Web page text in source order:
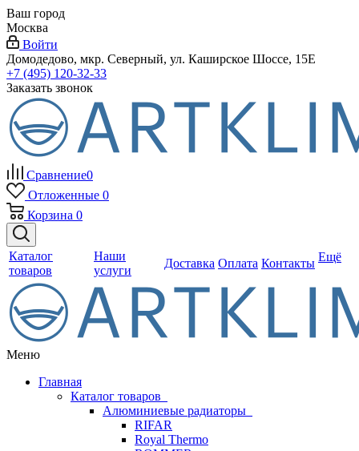
Ваш город
Москва
Войти
Домодедово, мкр. Северный, ул. Каширское Шоссе, 15Е
+7 (495) 120-32-33
Заказать звонок
Сравнение0
Отложенные 0
Корзина 0
Каталог
товаров
Наши
услуги
Доставка Оплата Контакты Ещё
Меню
Главная
Каталог товаров
Алюминиевые радиаторы
RIFAR
Royal Thermo